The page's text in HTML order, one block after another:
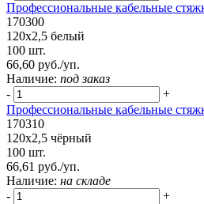
Профессиональные кабельные
170300
120х2,5 белый
100 шт.
66,60 руб./уп.
Наличие: под заказ
-
+
Профессиональные кабельные
170310
120х2,5 чёрный
100 шт.
66,61 руб./уп.
Наличие: на складе
-
+